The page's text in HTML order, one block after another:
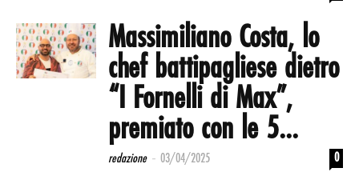
Massimiliano Costa, lo
chef battipagliese dietro
“I Fornelli di Max”,
premiato con le 5...
redazione - 03/04/2025 0